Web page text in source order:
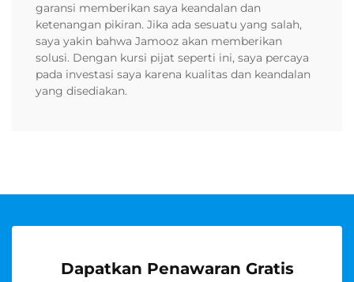
garansi memberikan saya keandalan dan
ketenangan pikiran. Jika ada sesuatu yang salah,
saya yakin bahwa Jamooz akan memberikan
solusi. Dengan kursi pijat seperti ini, saya percaya
pada investasi saya karena kualitas dan keandalan
yang disediakan.
Dapatkan Penawaran Gratis